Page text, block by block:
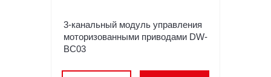
3-канальный модуль управления
моторизованными приводами DW-
BC03